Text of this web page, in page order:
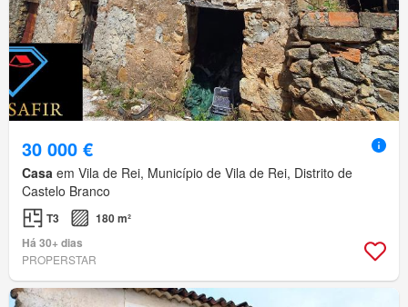
30 000 €
Casa em Vila de Rei, Município de Vila de Rei, Distrito de
Castelo Branco
T3
180 m²
Há 30+ dias
PROPERSTAR